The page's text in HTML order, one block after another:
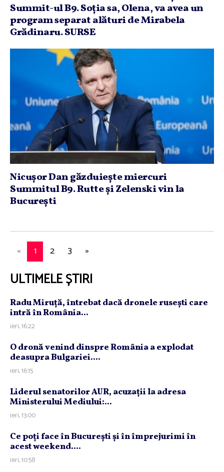
Summit-ul B9. Soţia sa, Olena, va avea un
program separat alături de Mirabela
Grădinaru. SURSE
Nicuşor Dan găzduieşte miercuri
Summitul B9. Rutte şi Zelenski vin la
Bucureşti
« 1 2 3 »
ULTIMELE ȘTIRI
Radu Miruţă, întrebat dacă dronele ruseşti care
intră în România...
ieri, 16:22
O dronă venind dinspre România a explodat
deasupra Bulgariei....
ieri, 16:15
Liderul senatorilor AUR, acuzaţii la adresa
Ministerului Mediului:...
ieri, 13:00
Ce poţi face în Bucureşti şi în împrejurimi în
acest weekend....
ieri, 10:58